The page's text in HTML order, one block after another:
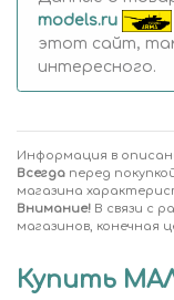
models.ru
этот сайт,
интересного.
Информация в
Всегда перед
магазина
Внимание! В связи с
магазинов, конечная
Купить